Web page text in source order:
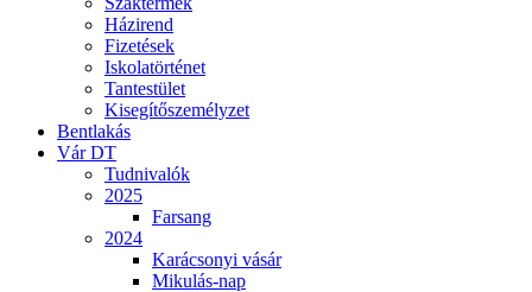
Házirend
Fizetések
Iskolatörténet
Tantestület
Kisegítőszemélyzet
Bentlakás
Vár DT
Tudnivalók
2025
Farsang
2024
Karácsonyi vásár
Mikulás-nap